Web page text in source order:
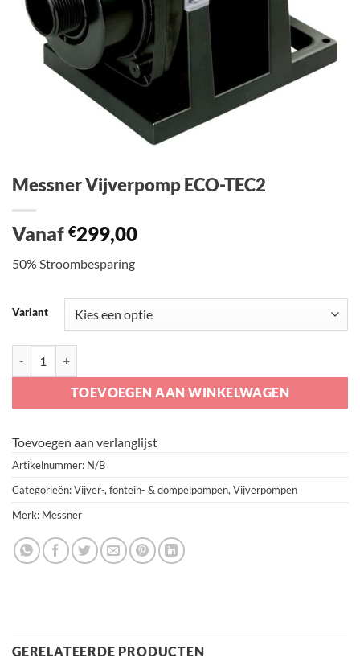
Messner Vijverpomp ECO-TEC2
Vanaf €299,00
50% Stroombesparing
Variant
TOEVOEGEN AAN WINKELWAGEN
Toevoegen aan verlanglijst
Artikelnummer: N/B
Categorieën:Vijver-, fontein- & dompelpompen, Vijverpompen
Merk: Messner
GERELATEERDE PRODUCTEN